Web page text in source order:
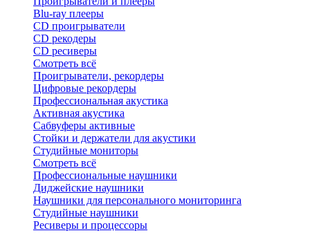
Blu-ray плееры
CD проигрыватели
CD рекодеры
CD ресиверы
Смотреть всё
Проигрыватели, рекордеры
Цифровые рекордеры
Профессиональная акустика
Активная акустика
Сабвуферы активные
Стойки и держатели для акустики
Студийные мониторы
Смотреть всё
Профессиональные наушники
Диджейские наушники
Наушники для персонального мониторинга
Студийные наушники
Ресиверы и процессоры